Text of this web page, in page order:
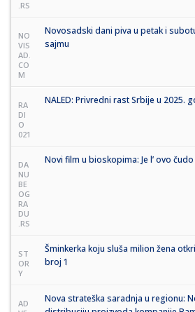
.RS
NO
VIS
AD.
CO
M
Novosadski dani piva u petak i
sajmu
RA
DI
O
021
NALED: Privredni rast Srbije u 2025.
DA
NU
BE
OG
RA
DU
.RS
Novi film u bioskopima: Je l’ ovo
ST
OR
Y
Šminkerka koju sluša milion žena
broj 1
AD
Nova strateška saradnja u regionu: